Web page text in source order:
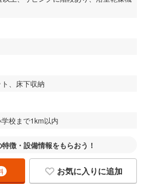
、床下収納
校まで1km以内
徴・設備情報をもらおう！
お気に入りに追加